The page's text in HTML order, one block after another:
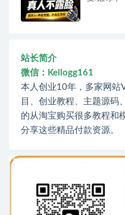
站长简介
微信：Kellogg161
本人创业10年，多家网站
目、创业教程、主题源码
的从淘宝购买很多教程和
分享这些精品付款资源。